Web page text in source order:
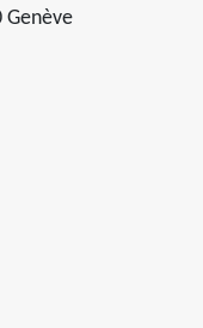
Genève